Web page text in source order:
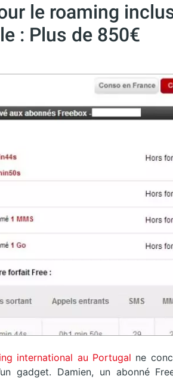
le roaming
: Plus de 850€
international au Portugal ne
gadget. Damien, un abonné